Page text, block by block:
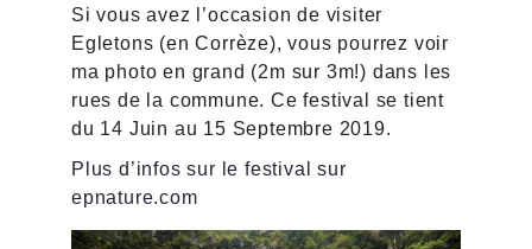
Si vous avez l’occasion de visiter
Egletons (en Corrèze), vous pourrez voir
ma photo en grand (2m sur 3m!) dans les
rues de la commune. Ce festival se tient
du 14 Juin au 15 Septembre 2019.
Plus d’infos sur le festival sur
epnature.com